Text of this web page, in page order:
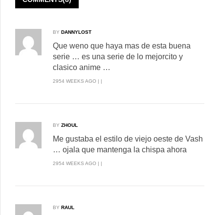
BY DANNYLOST
Que weno que haya mas de esta buena
serie … es una serie de lo mejorcito y
clasico anime …
2954 WEEKS AGO | |
BY ZHOUL
Me gustaba el estilo de viejo oeste de Vash
… ojala que mantenga la chispa ahora
2954 WEEKS AGO | |
BY RAUL